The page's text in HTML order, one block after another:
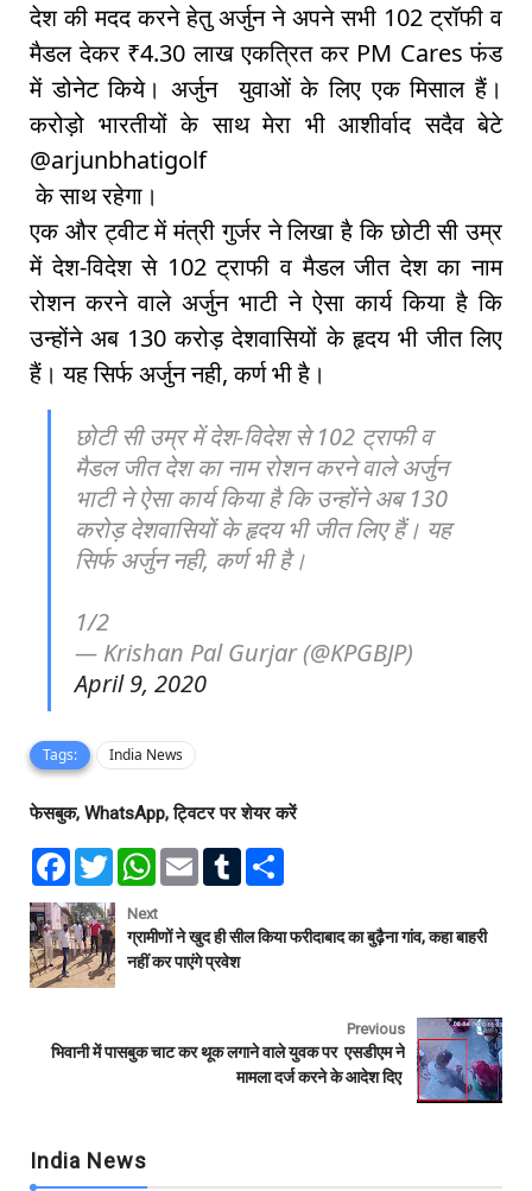
देश की मदद करने हेतु अर्जुन ने अपने सभी 102 ट्रॉफी व
मैडल देकर ₹4.30 लाख एकत्रित कर PM Cares फंड
में डोनेट किये। अर्जुन युवाओं के लिए एक मिसाल हैं।
करोड़ो भारतीयों के साथ मेरा भी आशीर्वाद सदैव बेटे
@arjunbhatigolf
के साथ रहेगा।
एक और ट्वीट में मंत्री गुर्जर ने लिखा है कि छोटी सी उम्र
में देश-विदेश से 102 ट्राफी व मैडल जीत देश का नाम
रोशन करने वाले अर्जुन भाटी ने ऐसा कार्य किया है कि
उन्होंने अब 130 करोड़ देशवासियों के हृदय भी जीत लिए
हैं। यह सिर्फ अर्जुन नही, कर्ण भी है।
छोटी सी उम्र में देश-विदेश से 102 ट्राफी व
मैडल जीत देश का नाम रोशन करने वाले अर्जुन
भाटी ने ऐसा कार्य किया है कि उन्होंने अब 130
करोड़ देशवासियों के हृदय भी जीत लिए हैं। यह
सिर्फ अर्जुन नही, कर्ण भी है।
1/2
— Krishan Pal Gurjar (@KPGBJP)
April 9, 2020
Tags: India News
फेसबुक, WhatsApp, ट्विटर पर शेयर करें
F
e
b
o
o
k
T
w
t
t
e
r
W
t
s
A
p
E
l
T
l
e
Next
ग्रामीणों ने खुद ही सील किया फरीदाबाद का बुढ़ैना गांव, कहा बाहरी
नहीं कर पाएंगे प्रवेश
Previous
भिवानी में पासबुक चाट कर थूक लगाने वाले युवक पर एसडीएम ने
मामला दर्ज करने के आदेश दिए
India News